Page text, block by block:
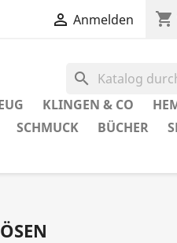
 Anmelden shopping_cart
search
KLINGEN & CO
SCHMUCK BÜCHER